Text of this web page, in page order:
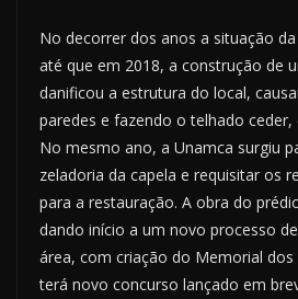
No decorrer dos anos a situação
até que em 2018, a construção de
danificou a estrutura do local,
paredes e fazendo o telhado
No mesmo ano, a Unamca surgiu
zeladoria da capela e requisitar os
para a restauração. A obra do
dando início a um novo processo
área, com criação do Memorial
terá novo concurso lançado em